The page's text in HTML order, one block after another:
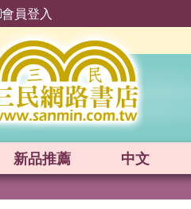
會員登入
新品推薦 中文